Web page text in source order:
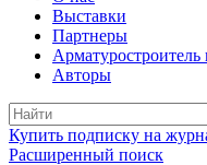
Выставки
Партнеры
Арматуростроитель
Авторы
Купить подписку на
Расширенный поиск